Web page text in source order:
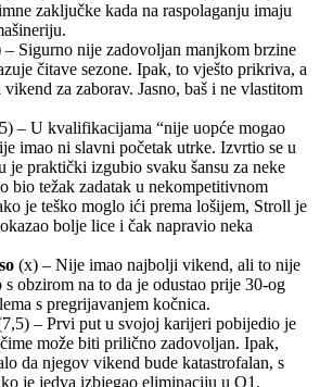
zaključke kada na raspolaganju imaju
– Sigurno nije zadovoljan manjkom brzine
čitave sezone. Ipak, to vješto prikriva, a
za zaborav. Jasno, baš i ne vlastitom
– U kvalifikacijama “nije uopće mogao
imao ni slavni početak utrke. Izvrtio se u
je praktički izgubio svaku šansu za neke
bio težak zadatak u nekompetitivnom
je teško moglo ići prema lošijem, Stroll je
bolje lice i čak napravio neka
(x) – Nije imao najbolji vikend, ali to nije
obzirom na to da je odustao prije 30-og
s pregrijavanjem kočnica.
– Prvi put u svojoj karijeri pobijedio je
može biti prilično zadovoljan. Ipak,
da njegov vikend bude katastrofalan, s
je jedva izbjegao eliminaciju u Q1.